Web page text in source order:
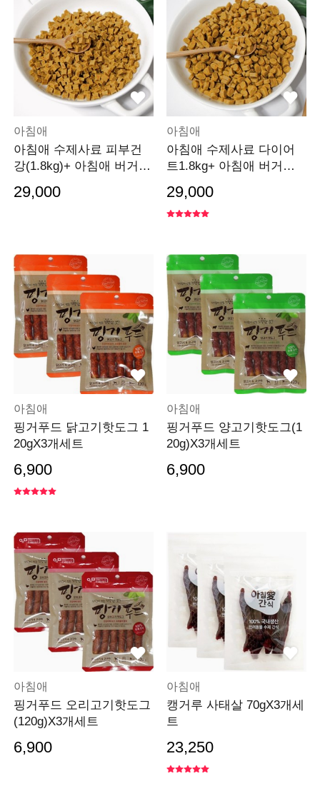
아침애
아침애 수제사료 피부건
강(1.8kg)+ 아침애 버거간
29,000
아침애
아침애 수제사료 다이어
트1.8kg+ 아침애 버거간
29,000
아침애
핑거푸드 닭고기핫도그 1
20gX3개세트
6,900
아침애
핑거푸드 양고기핫도그(1
20g)X3개세트
6,900
아침애
핑거푸드 오리고기핫도그
(120g)X3개세트
6,900
아침애
캥거루 사태살 70gX3개세
트
23,250